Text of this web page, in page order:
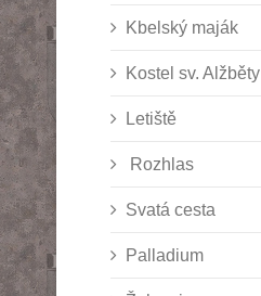
Kbelský maják
Kostel sv. Alžběty
Letiště
Rozhlas
Svatá cesta
Palladium